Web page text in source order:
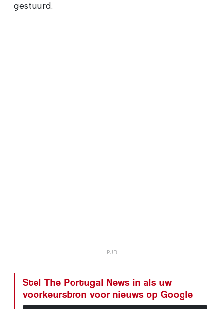
gestuurd.
Stel The Portugal News in als uw
voorkeursbron voor nieuws op Google